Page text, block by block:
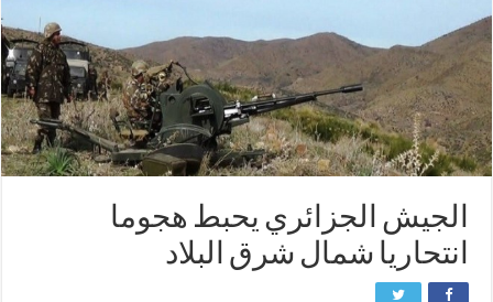
الجيش الجزائري يحبط هجوما
انتحاريا شمال شرق البلاد